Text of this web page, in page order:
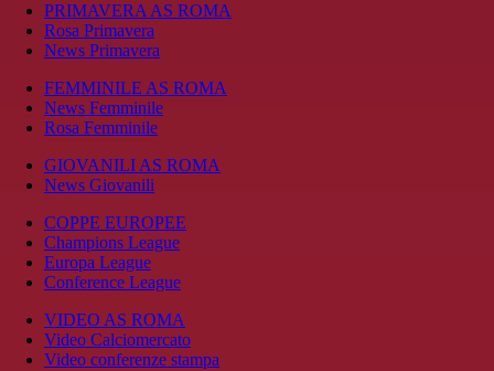
PRIMAVERA AS ROMA
Rosa Primavera
News Primavera
FEMMINILE AS ROMA
News Femminile
Rosa Femminile
GIOVANILI AS ROMA
News Giovanili
COPPE EUROPEE
Champions League
Europa League
Conference League
VIDEO AS ROMA
Video Calciomercato
Video conferenze stampa